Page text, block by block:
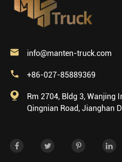
 info@manten-truck.com
 +86-027-85889369

Rm 2704, Bldg 3, Wanjing
Qingnian Road, Jianghan